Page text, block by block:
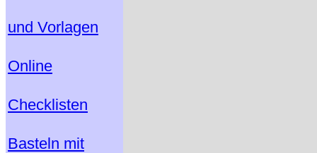
und Vorlagen
Online
Checklisten
Basteln mit